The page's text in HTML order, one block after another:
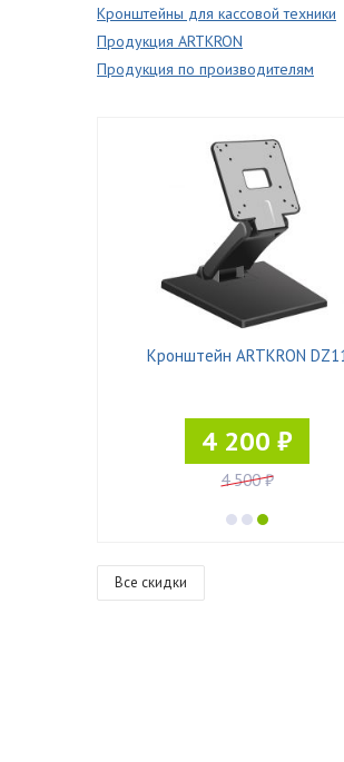
Кронштейны для кассовой техники
Продукция ARTKRON
Продукция по производителям
Кронштейн ARTKRON DZ11
4 200 ₽
4 500 ₽
Все скидки